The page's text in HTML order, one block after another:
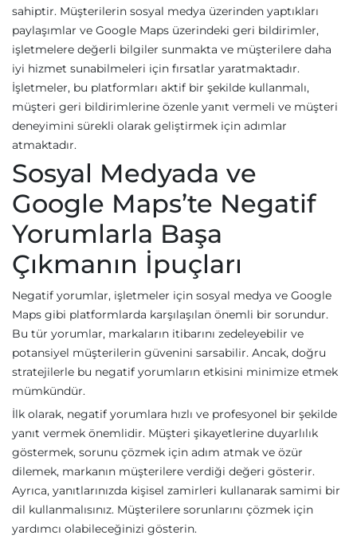
sahiptir. Müşterilerin sosyal medya üzerinden yaptıkları
paylaşımlar ve Google Maps üzerindeki geri bildirimler,
işletmelere değerli bilgiler sunmakta ve müşterilere daha
iyi hizmet sunabilmeleri için fırsatlar yaratmaktadır.
İşletmeler, bu platformları aktif bir şekilde kullanmalı,
müşteri geri bildirimlerine özenle yanıt vermeli ve müşteri
deneyimini sürekli olarak geliştirmek için adımlar
atmaktadır.
Sosyal Medyada ve
Google Maps’te Negatif
Yorumlarla Başa
Çıkmanın İpuçları
Negatif yorumlar, işletmeler için sosyal medya ve Google
Maps gibi platformlarda karşılaşılan önemli bir sorundur.
Bu tür yorumlar, markaların itibarını zedeleyebilir ve
potansiyel müşterilerin güvenini sarsabilir. Ancak, doğru
stratejilerle bu negatif yorumların etkisini minimize etmek
mümkündür.
İlk olarak, negatif yorumlara hızlı ve profesyonel bir şekilde
yanıt vermek önemlidir. Müşteri şikayetlerine duyarlılık
göstermek, sorunu çözmek için adım atmak ve özür
dilemek, markanın müşterilere verdiği değeri gösterir.
Ayrıca, yanıtlarınızda kişisel zamirleri kullanarak samimi bir
dil kullanmalısınız. Müşterilere sorunlarını çözmek için
yardımcı olabileceğinizi gösterin.